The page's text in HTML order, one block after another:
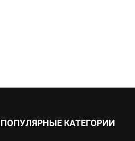
ПОПУЛЯРНЫЕ КАТЕГОРИИ